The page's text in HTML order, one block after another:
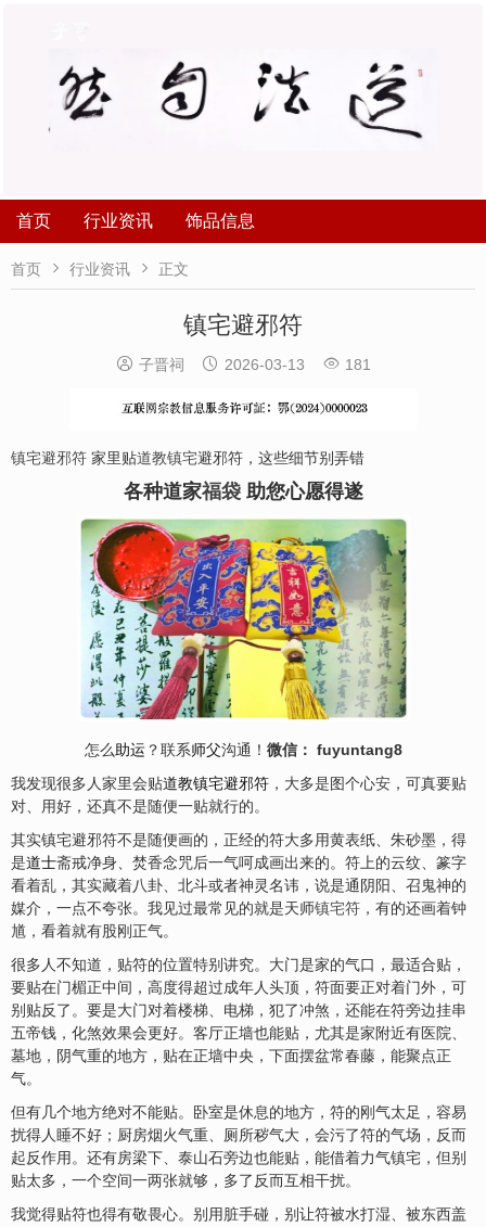
首页 行业资讯 饰品信息
首页  行业资讯  正文
镇宅避邪符
 子晋祠  2026-03-13  181
镇宅避邪符 家里贴道教镇宅避邪符，这些细节别弄错
各种道家福袋助您心愿得遂
怎么助运 ？联系师父沟通！ 微信： fuyuntang8
我发现很多人家里会贴道教镇宅避邪符 ，大多是图个心安 ，可真要贴
对、用好，还真不是随便一贴就行的。
其实镇宅避邪符不是随便画的，正经的符大多用黄表纸、朱砂墨，得
是道士斋戒净身、焚香念咒后一气呵成画出来的。符上的云纹、篆字
看着乱，其实藏着八卦、北斗或者神灵名讳，说是通阴阳、召鬼神的
媒介，一点不夸张。我见过最常见的就是天师镇宅符 ，有的还画着钟
馗，看着就有股刚正气。
很多人不知道，贴符的位置特别讲究。大门是家的气口，最适合贴，
要贴在门楣正中间，高度得超过成年人头顶，符面要正对着门外，可
别贴反了。要是大门对着楼梯、电梯，犯了冲煞，还能在符旁边挂串
五帝钱，化煞效果会更好。客厅正墙也能贴，尤其是家附近有医院、
墓地，阴气重的地方，贴在正墙中央，下面摆盆常春藤，能聚点正
气。
但有几个地方绝对不能贴。卧室是休息的地方，符的刚气太足，容易
扰得人睡不好；厨房烟火气重、厕所秽气大，会污了符的气场，反而
起反作用。还有房梁下、泰山石旁边也能贴，能借着力气镇宅，但别
贴太多，一个空间一两张就够，多了反而互相干扰。
我觉得贴符也得有敬畏心。别用脏手碰，别让符被水打湿、被东西盖